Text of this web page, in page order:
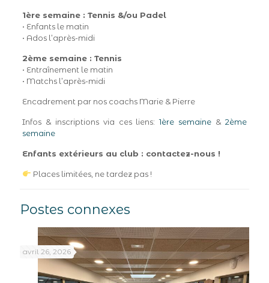
1ère semaine : Tennis &/ou Padel
• Enfants le matin
• Ados l’après-midi
2ème semaine : Tennis
• Entraînement le matin
• Matchs l’après-midi
Encadrement par nos coachs Marie & Pierre
Infos & inscriptions via ces liens:1ère semaine &2ème
semaine
Enfants extérieurs au club : contactez-nous !
Places limitées, ne tardez pas !
Postes connexes
avril 26, 2026